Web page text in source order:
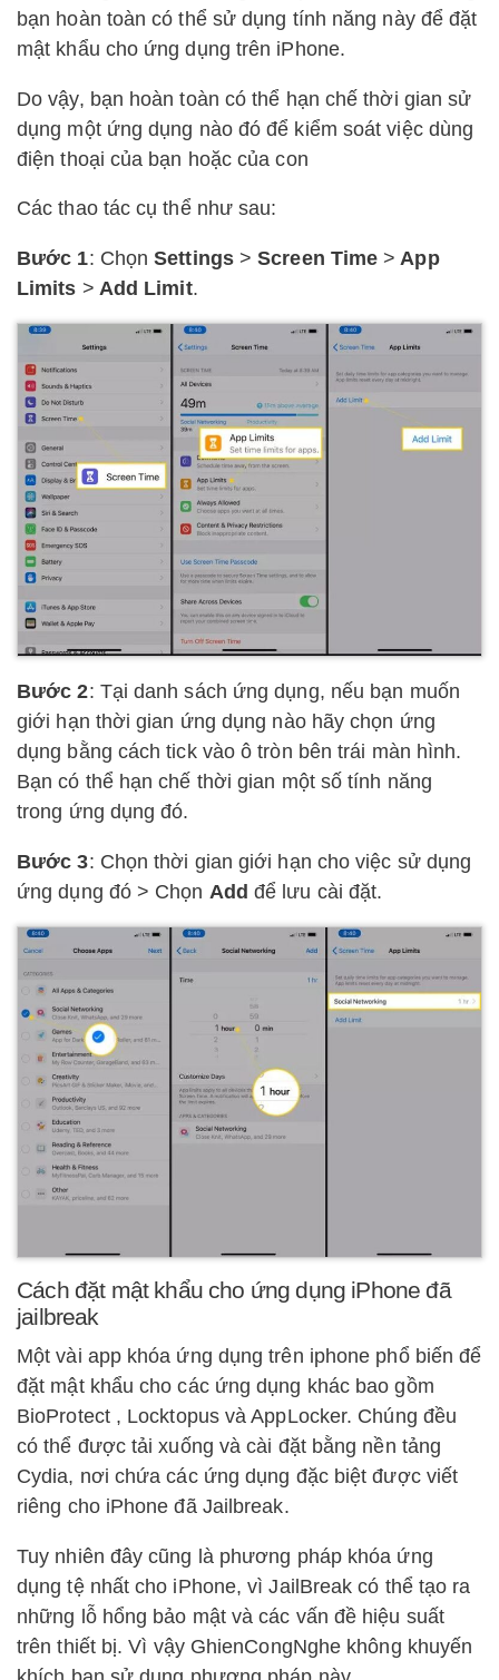
bạn hoàn toàn có thể sử dụng tính năng này để đặt
mật khẩu cho ứng dụng trên iPhone.
Do vậy, bạn hoàn toàn có thể hạn chế thời gian sử
dụng một ứng dụng nào đó để kiểm soát việc dùng
điện thoại của bạn hoặc của con
Các thao tác cụ thể như sau:
Bước 1: ChọnSettings> Screen Time > App
Limits > Add Limit.
Bước 2: Tại danh sách ứng dụng, nếu bạn muốn
giới hạn thời gian ứng dụng nào hãy chọn ứng
dụng bằng cách tick vào ô tròn bên trái màn hình.
Bạn có thể hạn chế thời gian một số tính năng
trong ứng dụng đó.
Bước 3: Chọn thời gian giới hạn cho việc sử dụng
ứng dụng đó > Chọn Add để lưu cài đặt.
Cách đặt mật khẩu cho ứng dụng iPhone đã
jailbreak
Một vài app khóa ứng dụng trên iphone phổ biến để
đặt mật khẩu cho các ứng dụng khác bao gồm
BioProtect , Locktopus và AppLocker. Chúng đều
có thể được tải xuống và cài đặt bằng nền tảng
Cydia, nơi chứa các ứng dụng đặc biệt được viết
riêng cho iPhone đã Jailbreak.
Tuy nhiên đây cũng là phương pháp khóa ứng
dụng tệ nhất cho iPhone, vì JailBreak có thể tạo ra
những lỗ hổng bảo mật và các vấn đề hiệu suất
trên thiết bị. Vì vậy GhienCongNghe không khuyến